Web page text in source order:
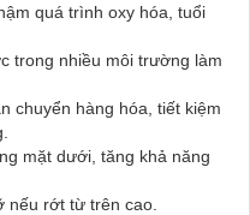
quá trình oxy hóa, tuổi
trong nhiều môi trường làm
chuyển hàng hóa, tiết kiệm
mặt dưới, tăng khả năng
nếu rớt từ trên cao.